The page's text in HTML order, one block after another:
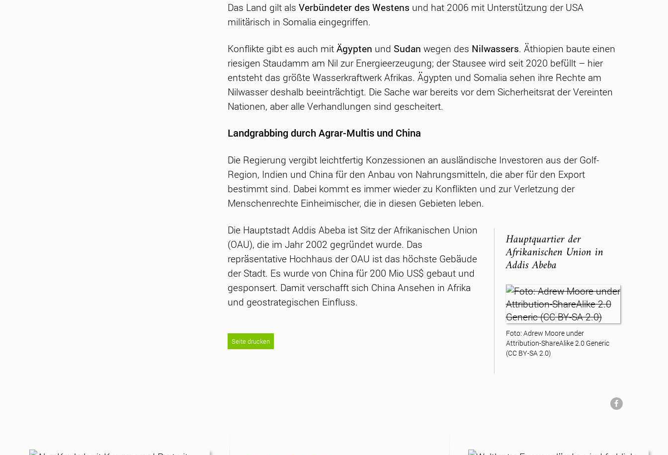
Das Land gilt als Verbündeter des Westens und hat 2006 mit Unterstützung der USA
militärisch in Somalia eingegriffen.
Konflikte gibt es auch mit Ägypten und Sudan wegen des Nilwassers. Äthiopien baute einen
riesigen Staudamm am Nil zur Energieerzeugung; der Stausee wird seit 2020 befüllt – hier
entsteht das größte Wasserkraftwerk Afrikas. Ägypten und Somalia sehen ihre Rechte am
Nilwasser deshalb beeinträchtigt. Die Sache war bereits vor dem Sicherheitsrat der Vereinten
Nationen, aber alle Verhandlungen sind gescheitert.
Landgrabbing durch Agrar-Multis und China
Die Regierung vergibt leichtfertig Konzessionen an ausländische Investoren aus der Golf-
Region, Indien und China für den Anbau von Nahrungsmitteln, die aber für den Export
bestimmt sind. Dabei kommt es immer wieder zu Konflikten und zur Verletzung der
Menschenrechte Einheimischer, die in diesen Gebieten leben.
Hauptquartier der
Afrikanischen Union in
Addis Abeba
Foto: Adrew Moore under
Attribution-ShareAlike 2.0 Generic
(CC BY-SA 2.0)
Die Hauptstadt Addis Abeba ist Sitz der Afrikanischen Union
(OAU), die im Jahr 2002 gegründet wurde. Das
repräsentative Hochhaus der OAU ist das höchste Gebäude
der Stadt. Es wurde von China für 200 Mio US$ gebaut und
gesponsert. Damit verschafft sich China Ansehen in Afrika
und geostrategischen Einfluss.
Seite drucken